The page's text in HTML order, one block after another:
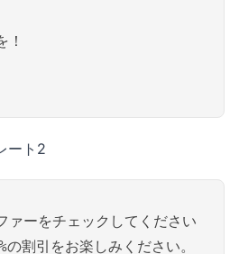
！
ート2
ァーをチェックしてください
割引をお楽しみください。